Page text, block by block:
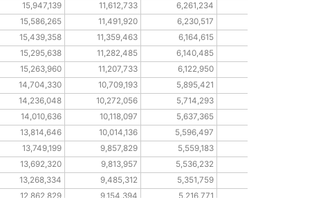
15,947,139 11,612,733 6,261,234
15,586,265 11,491,920 6,230,517
15,439,358 11,359,463 6,164,615
15,295,638 11,282,485 6,140,485
15,263,960 11,207,733 6,122,950
14,704,330 10,709,193 5,895,421
14,236,048 10,272,056 5,714,293
14,010,636 10,118,097 5,637,365
13,814,646 10,014,136 5,596,497
13,749,199 9,857,829 5,559,183
13,692,320 9,813,957 5,536,232
13,268,334 9,485,312 5,351,759
12,862,829 9,154,394 5,216,771